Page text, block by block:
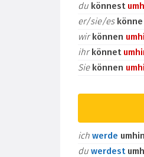
du könnest
er/sie/es könne
wirkönnen
ihrkönnet
Sie können
ich werde
du werdest